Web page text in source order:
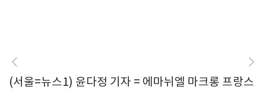
(서울=뉴스1) 윤다정 기자 = 에마뉘엘 마크롱 프랑스